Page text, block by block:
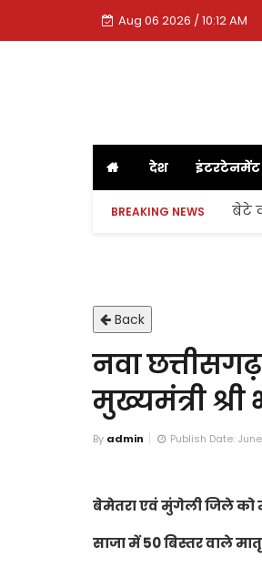
Aug 06 2026 / 10:12 AM
देश इंटरटेनमेंट
BREAKING NEWS बेटे
Back
नवा
मुख्यमंत्री
By admin Publish Date:
बेमेतरा एवं मुंगेली जिले को
साजा में 50 बिस्तर वाले